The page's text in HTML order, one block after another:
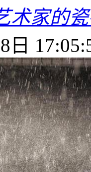
术家的
日